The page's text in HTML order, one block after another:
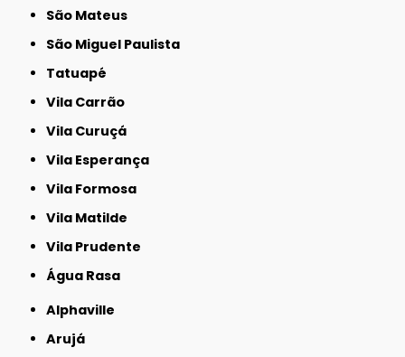
São Mateus
São Miguel Paulista
Tatuapé
Vila Carrão
Vila Curuçá
Vila Esperança
Vila Formosa
Vila Matilde
Vila Prudente
Água Rasa
Alphaville
Arujá